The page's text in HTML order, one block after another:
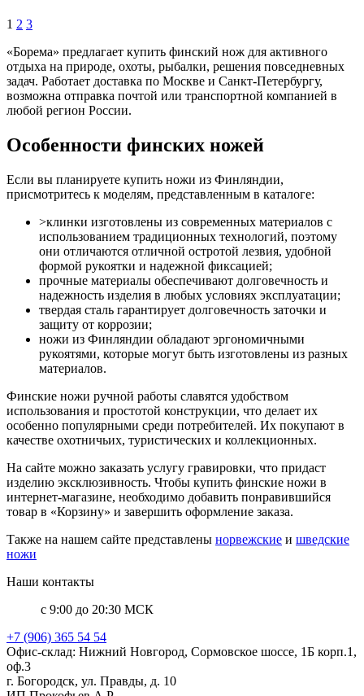
1 2 3
«Борема» предлагает купить финский нож для активного
отдыха на природе, охоты, рыбалки, решения повседневных
задач. Работает доставка по Москве и Санкт-Петербургу,
возможна отправка почтой или транспортной компанией в
любой регион России.
Особенности финских ножей
Если вы планируете купить ножи из Финляндии,
присмотритесь к моделям, представленным в каталоге:
>клинки изготовлены из современных материалов с
использованием традиционных технологий, поэтому
они отличаются отличной остротой лезвия, удобной
формой рукоятки и надежной фиксацией;
прочные материалы обеспечивают долговечность и
надежность изделия в любых условиях эксплуатации;
твердая сталь гарантирует долговечность заточки и
защиту от коррозии;
ножи из Финляндии обладают эргономичными
рукоятями, которые могут быть изготовлены из разных
материалов.
Финские ножи ручной работы славятся удобством
использования и простотой конструкции, что делает их
особенно популярными среди потребителей. Их покупают в
качестве охотничьих, туристических и коллекционных.
На сайте можно заказать услугу гравировки, что придаст
изделию эксклюзивность. Чтобы купить финские ножи в
интернет-магазине, необходимо добавить понравившийся
товар в «Корзину» и завершить оформление заказа.
Также на нашем сайте представлены норвежские и шведские
ножи
Наши контакты
с 9:00 до 20:30 МСК
+7 (906) 365 54 54
Офис-склад: Нижний Новгород, Сормовское шоссе, 1Б корп.1,
оф.3
г. Богородск, ул. Правды, д. 10